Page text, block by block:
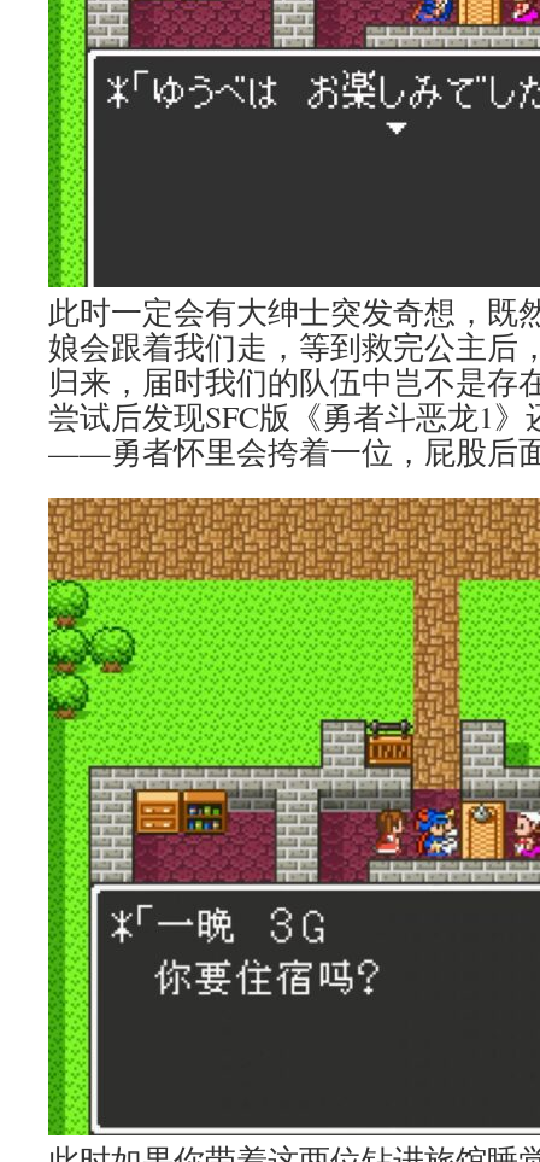
此时一定会有大绅士突发奇想，既
娘会跟着我们走，等到救完公主后
归来，届时我们的队伍中岂不是存
尝试后发现SFC版《勇者斗恶龙1
——勇者怀里会挎着一位，屁股后